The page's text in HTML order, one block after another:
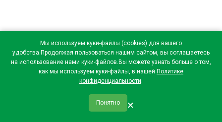
Мы используем куки-файлы (cookies) для вашего
удобства.Продолжая пользоваться нашим сайтом, вы соглашаетесь
на использование нами куки-файлов.Вы можете узнать больше о том,
как мы используем куки-файлы, в нашей Политике
конфиденциальности.
Понятно ×
qr_code